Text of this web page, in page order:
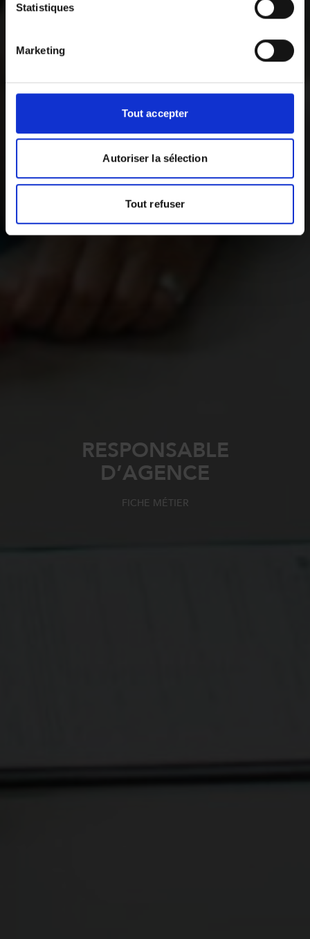
Statistiques
Marketing
Tout accepter
Autoriser la sélection
Tout refuser
RESPONSABLE
D’AGENCE
FICHE MÉTIER